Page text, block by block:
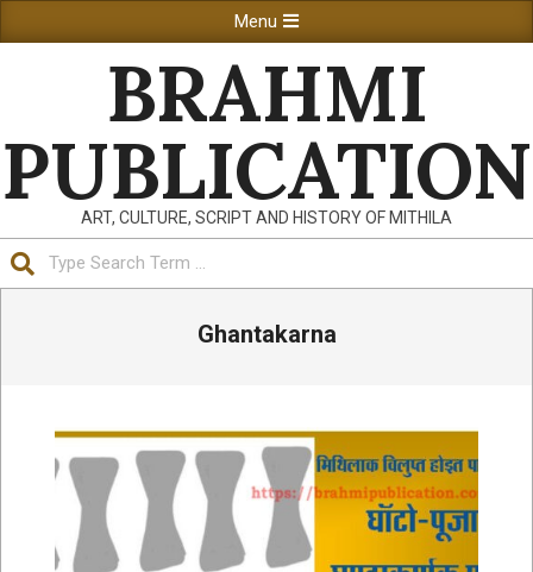
to
Navigation
Menu
BRAHMI
PUBLICATION
ART, CULTURE, SCRIPT AND HISTORY OF MITHILA
Ghantakarna